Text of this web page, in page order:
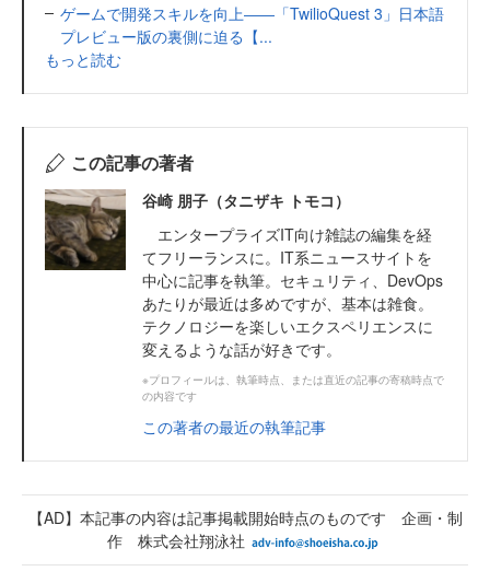
ゲームで開発スキルを向上――「TwilioQuest 3」日本語
プレビュー版の裏側に迫る【...
もっと読む
この記事の著者
谷崎 朋子（タニザキ トモコ）
エンタープライズIT向け雑誌の編集を経
てフリーランスに。IT系ニュースサイトを
中心に記事を執筆。セキュリティ、DevOps
あたりが最近は多めですが、基本は雑食。
テクノロジーを楽しいエクスペリエンスに
変えるような話が好きです。
※プロフィールは、執筆時点、または直近の記事の寄稿時点で
の内容です
この著者の最近の執筆記事
【AD】本記事の内容は記事掲載開始時点のものです 企画・制
作 株式会社翔泳社